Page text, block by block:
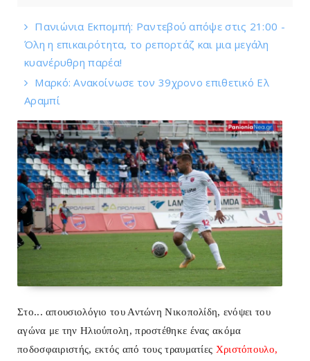
Πανιώνια Εκπομπή: Ραντεβού απόψε στις 21:00 -
Όλη η επικαιρότητα, το ρεπορτάζ και μια μεγάλη
κυανέρυθρη παρέα!
Mαρκό: Ανακοίνωσε τον 39χρονο επιθετικό Ελ
Αραμπί
Στο... απουσιολόγιο του Αντώνη Νικοπολίδη, ενόψει του
αγώνα με την Ηλιούπολη, προστέθηκε ένας ακόμα
ποδοσφαιριστής, εκτός από τους τραυματίες Χριστόπουλο,